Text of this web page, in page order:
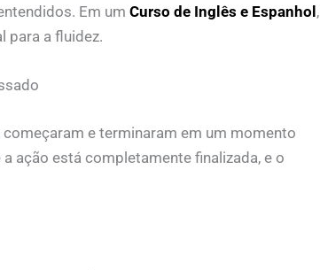
Em um Curso de Inglês e Espanhol ,
para a fluidez.
e terminaram em um momento
ação está completamente finalizada, e o